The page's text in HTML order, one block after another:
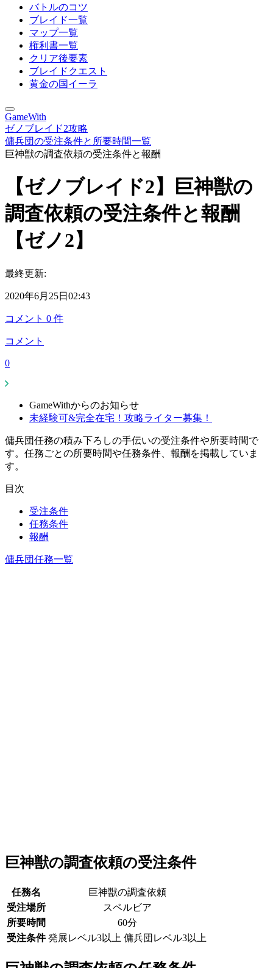
バトルのコツ
ブレイド一覧
マップ一覧
権利書一覧
クリア後要素
ブレイドクエスト
黄金の国イーラ
GameWith
ゼノブレイド2攻略
傭兵団の受注条件と所要時間一覧
巨神獣の調査依頼の受注条件と報酬
【ゼノブレイド2】巨神獣の
調査依頼の受注条件と報酬
【ゼノ2】
最終更新:
2020年6月25日02:43
コメント 0 件
コメント
0
GameWithからのお知らせ
未経験可&完全在宅！攻略ライター募集！
傭兵団任務の積み下ろしの手伝いの受注条件や所要時間で
す。任務ごとの所要時間や任務条件、報酬を掲載していま
す。
目次
受注条件
任務条件
報酬
傭兵団任務一覧
巨神獣の調査依頼の受注条件
任務名
巨神獣の調査依頼
受注場所
スペルビア
所要時間
60分
受注条件 発展レベル3以上 傭兵団レベル3以上